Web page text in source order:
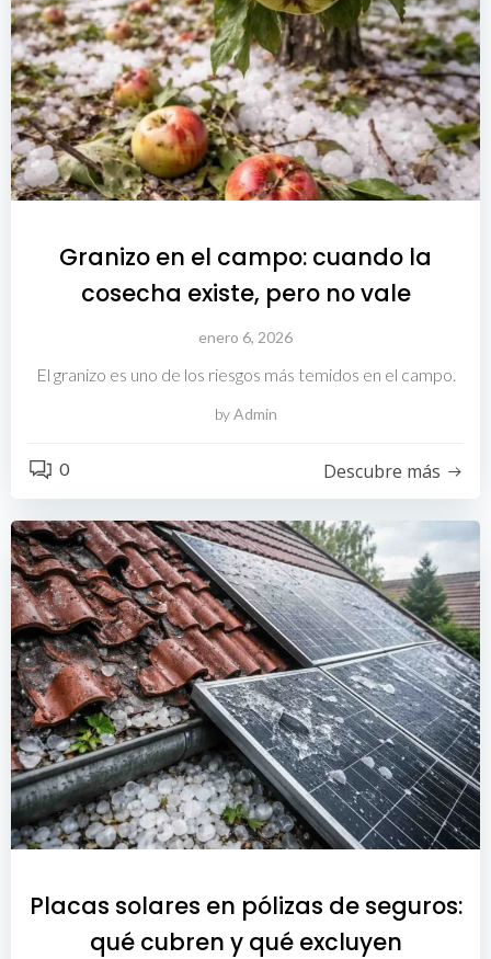
Granizo en el campo: cuando la
cosecha existe, pero no vale
enero 6, 2026
El granizo es uno de los riesgos más temidos en el campo.
byAdmin
0 Descubre más
Placas solares en pólizas de seguros:
qué cubren y qué excluyen